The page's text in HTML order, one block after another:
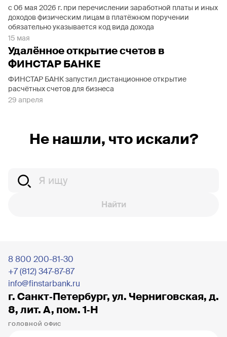
с 06 мая 2026 г. при перечислении заработной платы и иных
доходов физическим лицам в платёжном поручении
обязательно указывается код вида дохода
15 мая
Удалённое открытие счетов в
ФИНСТАР БАНКЕ
ФИНСТАР БАНК запустил дистанционное открытие
расчётных счетов для бизнеса
29 апреля
Не нашли, что искали?
Найти
8 800 200-81-30
+7 (812) 347-87-87
info@finstarbank.ru
г. Санкт‐Петербург, ул. Черниговская, д.
8, лит. А, пом. 1‐Н
ГОЛОВНОЙ ОФИС